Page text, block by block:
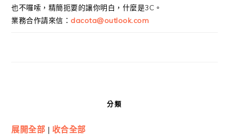
也不囉嗦，精簡扼要的讓你明白，什麼是3C。
業務合作請來信： dacota@outlook.com
分類
展開全部 | 收合全部